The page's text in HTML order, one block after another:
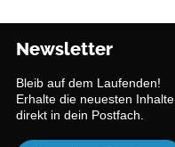
Newsletter
Bleib auf dem Laufenden!
Erhalte die neuesten Inhalte
direkt in dein Postfach.